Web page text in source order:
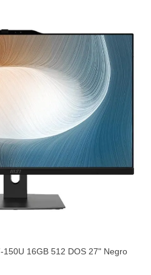
150U 16GB 512 DOS 27" Negro